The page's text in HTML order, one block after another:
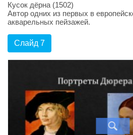
Кусок дёрна (1502)
Автор одних из первых в
акварельных пейзажей.
Слайд 7